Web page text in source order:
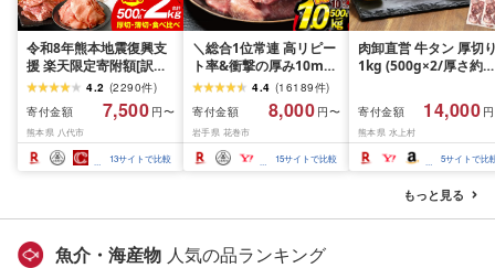
令和8年熊本地震復興支
援 楽天限定寄附額[訳あ
り]牛タン 500g〜2kg 肉
牛肉 訳あり 牛タン 冷凍
小分け 厚切り 薄切り 食
べ比べ 500g 1kg 1.5kg
2kg 牛 人気 ビーフ 牛た
ん ふるさと納税 ランキ
4.2 (2290件)
寄付金額
7,500 円〜
熊本県 八代市
13サイトで比較
＼総合1位常連 高リピー
ト率&衝撃の厚み10mm
厚切り牛タン 塩味/ ≪ス
ピード発送!!10営業日以
内発送≫ 選べる内容量
500g / 1kg 定期便 毎月
届く 牛肉 肉 BBQ ふるさ
と 人気 ランキング 岩手
4.4 (16189件)
寄付金額
8,000 円〜
岩手県 花巻市
15サイトで比較
肉卸直営 牛タン 厚切
1kg (500g×2/厚さ約
牛肉 焼肉 冷凍 スライ
業務用 バーベキュー
BBQ おつまみ ギフト
祝い お中元 夏ギフト
寄付金額 14,000
熊本県 水上村
5サイトで比
もっと見る
魚介・海産物 人気の品ランキング